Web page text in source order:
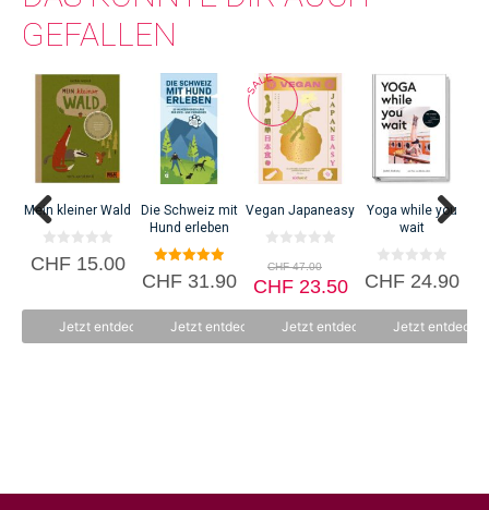
GEFALLEN
Mein kleiner Wald
0
v
5
CHF15.00
Jetzt entdecken
Die Schweiz mit
Hund erleben
5.00
von 5
CHF31.90
Jetzt entdecken
Vegan Japaneasy
v
o
n
5
CHF47.00
Ursprünglicher
Preis
CHF 47.00
CHF23.50Aktueller
Preis
ist:
CHF 23.50.
Jetzt entdecken
Yoga while you
wait
0
v
n
CHF24.90
Jetzt